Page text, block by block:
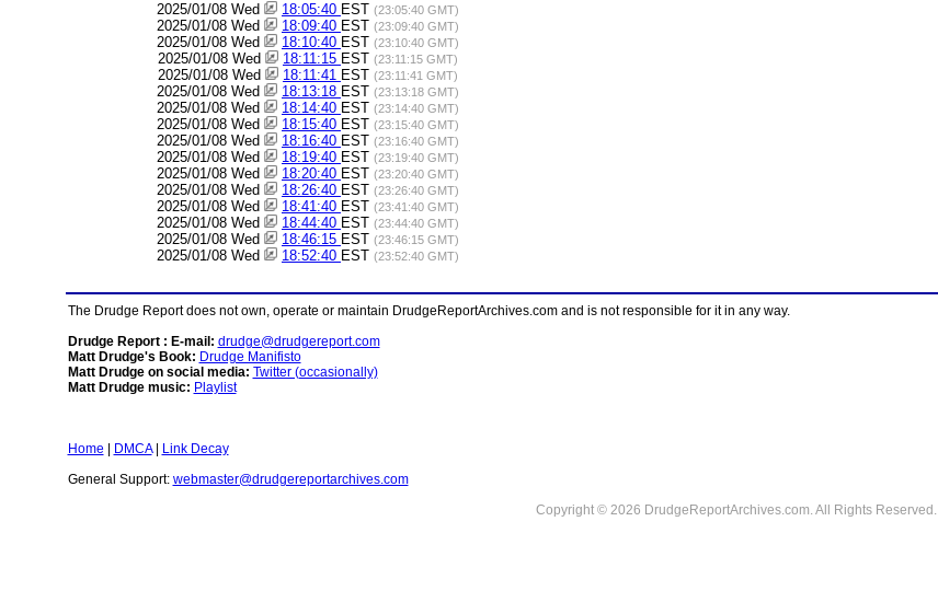
2025/01/08 Wed 18:05:40 EST (23:05:40 GMT)
2025/01/08 Wed 18:09:40 EST (23:09:40 GMT)
2025/01/08 Wed 18:10:40 EST (23:10:40 GMT)
2025/01/08 Wed 18:11:15 EST (23:11:15 GMT)
2025/01/08 Wed 18:11:41 EST (23:11:41 GMT)
2025/01/08 Wed 18:13:18 EST (23:13:18 GMT)
2025/01/08 Wed 18:14:40 EST (23:14:40 GMT)
2025/01/08 Wed 18:15:40 EST (23:15:40 GMT)
2025/01/08 Wed 18:16:40 EST (23:16:40 GMT)
2025/01/08 Wed 18:19:40 EST (23:19:40 GMT)
2025/01/08 Wed 18:20:40 EST (23:20:40 GMT)
2025/01/08 Wed 18:26:40 EST (23:26:40 GMT)
2025/01/08 Wed 18:41:40 EST (23:41:40 GMT)
2025/01/08 Wed 18:44:40 EST (23:44:40 GMT)
2025/01/08 Wed 18:46:15 EST (23:46:15 GMT)
2025/01/08 Wed 18:52:40 EST (23:52:40 GMT)
The Drudge Report does not own, operate or maintain DrudgeReportArchives.com and is not responsible for it in any way.
Drudge Report : E-mail: drudge@drudgereport.com
Matt Drudge's Book: Drudge Manifisto
Matt Drudge on social media: Twitter (occasionally)
Matt Drudge music: Playlist
Home DMCA|
Link Decay
General Support: webmaster@drudgereportarchives.com
Copyright © 2026 DrudgeReportArchives.com. All Rights Reserved.